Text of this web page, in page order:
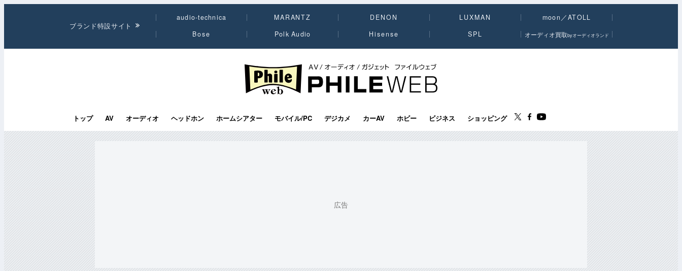
ブランド特設サイト
audio-technica MARANTZ DENON LUXMAN
moon／ATOLL
Bose
Polk Audio Hisense SPL オーディオ買取byオーディオランド
PHILE WEB｜AV/オーディオ/ガジェット
トップ AV オーディオ ヘッドホン ホームシアター モバイル/PC デジカメ カーAV ホビー ビジネス ショッピング